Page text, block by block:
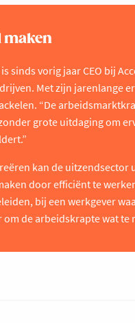
maken
sinds vorig jaar CEO bij
Met zijn jarenlange
“De
grote uitdaging om
kan de uitzendsector
door efficiënt te
bij een werkgever
om de arbeidskrapte wat te